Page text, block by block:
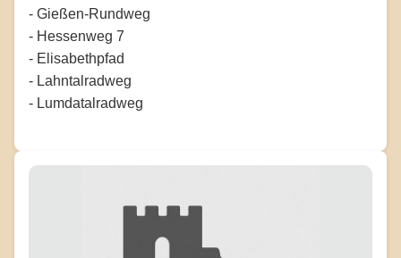
- Gießen-Rundweg
- Hessenweg 7
- Elisabethpfad
- Lahntalradweg
- Lumdatalradweg